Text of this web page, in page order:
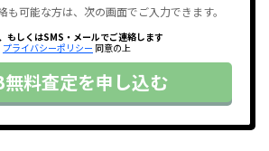
ション AT
クション 4WD AT
S II AT
S II 4WD AT
可能な方は、次の画面でご入力できます。
もしくはSMS・メールでご連絡します
プライバシーポリシー 同意の上
無料査定を申し込む